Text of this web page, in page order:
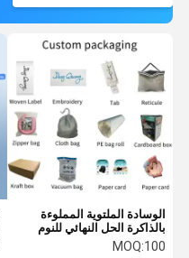
الوسادة الملتوية المملوءة
بالذاكرة الحل النهائي للنوم
الجيدMOQ:100